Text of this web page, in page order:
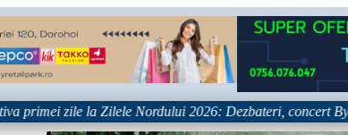
zile la Zilele Nordului 2026: Dezbateri, concert Byron și